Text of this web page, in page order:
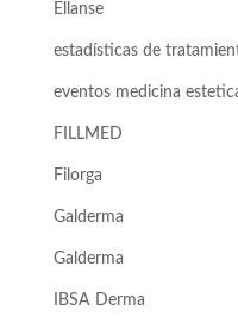
Ellanse
estadísticas de
eventos medicina
FILLMED
Filorga
Galderma
Galderma
IBSA Derma